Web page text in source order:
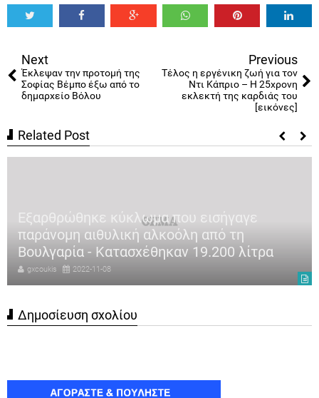
Next
Έκλεψαν την προτομή της
Σοφίας Βέμπο έξω από το
δημαρχείο Βόλου
Previous
Τέλος η εργένικη ζωή για τον
Ντι Κάπριο – Η 25χρονη
εκλεκτή της καρδιάς του
[εικόνες]
Related Post
Εξαρθρώθηκε κύκλωμα που εισήγαγε
παράνομη αιθυλική αλκοόλη από τη
Βουλγαρία - Κατασχέθηκαν 19.200 λίτρα
gxcoukis 2022-11-08
Δημοσίευση σχολίου